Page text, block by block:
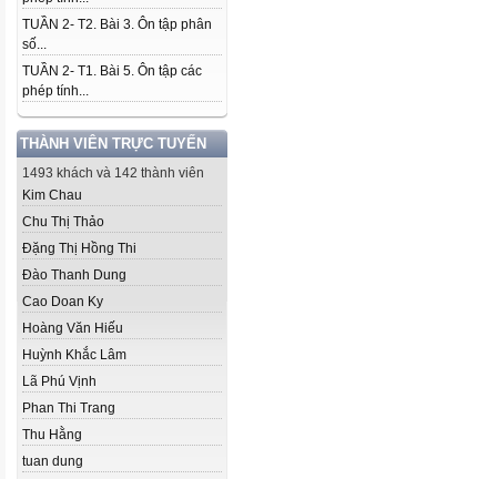
TUẦN 2- T2. Bài 3. Ôn tập phân
số...
TUẦN 2- T1. Bài 5. Ôn tập các
phép tính...
THÀNH VIÊN TRỰC TUYẾN
1493 khách và 142 thành viên
Kim Chau
Chu Thị Thảo
Đặng Thị Hồng Thi
Đào Thanh Dung
Cao Doan Ky
Hoàng Văn Hiếu
Huỳnh Khắc Lâm
Lã Phú Vịnh
Phan Thi Trang
Thu Hằng
tuan dung